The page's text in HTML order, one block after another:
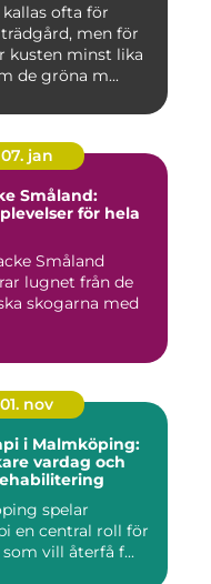
ofta för
men för
kusten minst lika
de gröna m...
07. jan
Småland:
för hela
Småland
lugnet från de
skogarna med
01. nov
i Malmköping:
vardag och
spelar
en central roll för
vill återfå f...